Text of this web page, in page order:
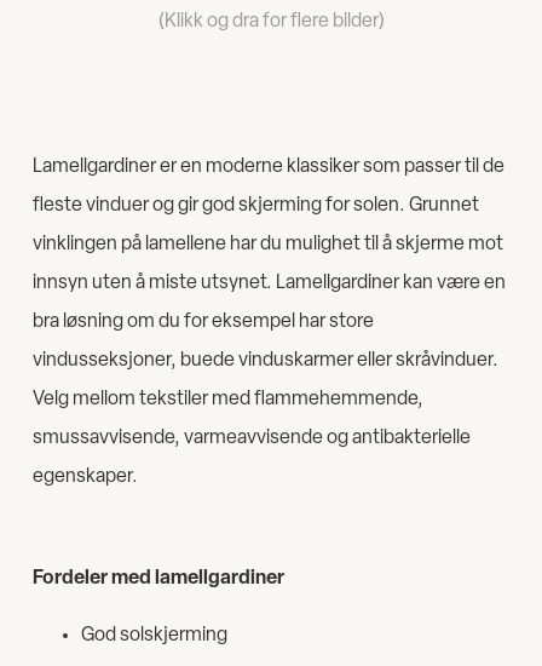
(Klikk og dra for flere bilder)
Lamellgardiner er en moderne klassiker som passer til de
fleste vinduer og gir god skjerming for solen. Grunnet
vinklingen på lamellene har du mulighet til å skjerme mot
innsyn uten å miste utsynet. Lamellgardiner kan være en
bra løsning om du for eksempel har store
vindusseksjoner, buede vinduskarmer eller skråvinduer.
Velg mellom tekstiler med flammehemmende,
smussavvisende, varmeavvisende og antibakterielle
egenskaper.
Fordeler med lamellgardiner
God solskjerming